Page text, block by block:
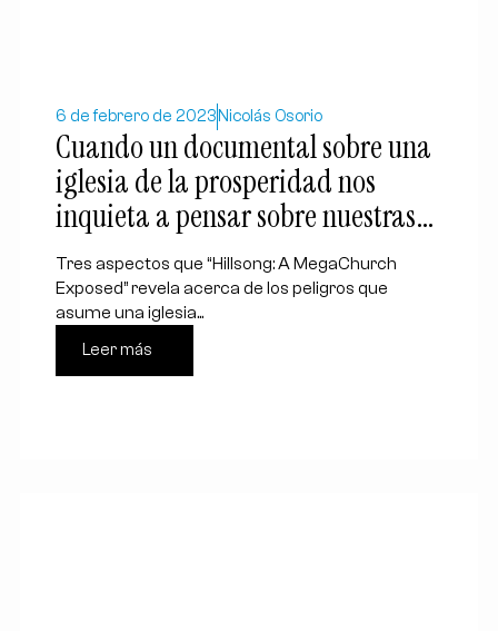
6 de febrero de 2023 Nicolás Osorio
Cuando un documental sobre una
iglesia de la prosperidad nos
inquieta a pensar sobre nuestras
propias tentaciones
Tres aspectos que “Hillsong: A MegaChurch
Exposed” revela acerca de los peligros que
asume una iglesia...
Leer más